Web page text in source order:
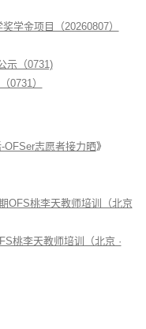
学金项目（20260807）
示（0731)
0731）
OFSer志愿者接力晒》
OFS桃李天教师培训（北京
桃李天教师培训（北京 ·